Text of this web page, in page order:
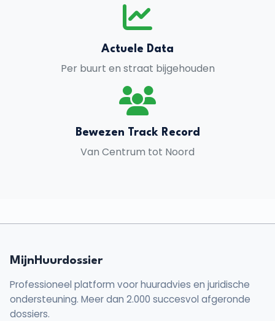
Actuele Data
Per buurt en straat bijgehouden
Bewezen Track Record
Van Centrum tot Noord
MijnHuurdossier
Professioneel platform voor huuradvies en juridische
ondersteuning. Meer dan 2.000 succesvol afgeronde
dossiers.